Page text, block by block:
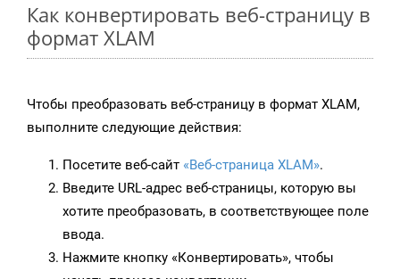
Как конвертировать веб-страницу в
формат XLAM
Чтобы преобразовать веб-страницу в формат XLAM,
выполните следующие действия:
Посетите веб-сайт «Веб-страница XLAM».
Введите URL-адрес веб-страницы, которую вы
хотите преобразовать, в соответствующее поле
ввода.
Нажмите кнопку «Конвертировать», чтобы